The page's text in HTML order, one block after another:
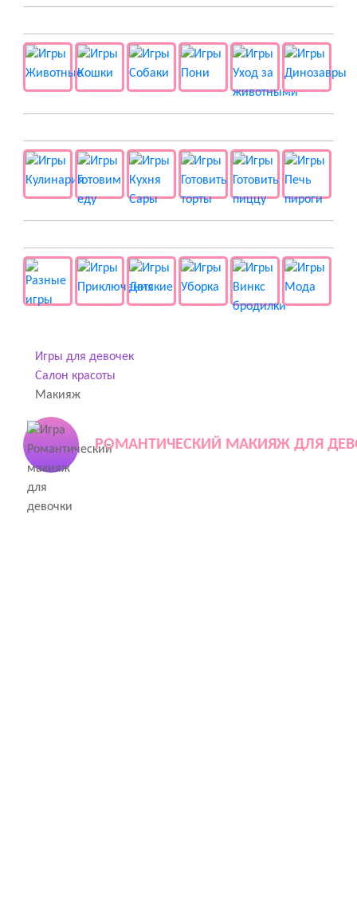
Игры для девочек
Салон красоты
Макияж
РОМАНТИЧЕСКИЙ МАКИЯЖ ДЛЯ